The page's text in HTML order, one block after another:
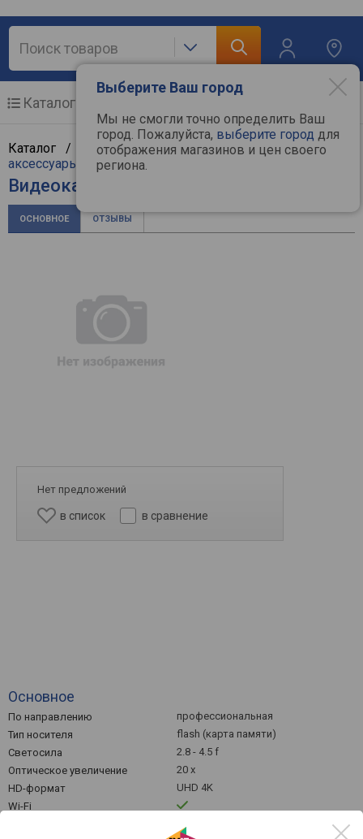
Выберите Ваш город
Мы не смогли точно определить Ваш
город. Пожалуйста, выберите город для
отображения магазинов и цен своего
региона.
Каталог
Каталог / ТВ и видеотехника/Видеокамеры и
аксессуары
/Видеокамеры
Видеокамера Panasonic HC-X2
ОСНОВНОЕ ОТЗЫВЫ
Нет предложений
в список в сравнение
Основное
По направлению
профессиональная
Тип носителя
flash (карта памяти)
Светосила
2.8 - 4.5 f
Оптическое увеличение
20 х
HD-формат
UHD 4K
Wi-Fi